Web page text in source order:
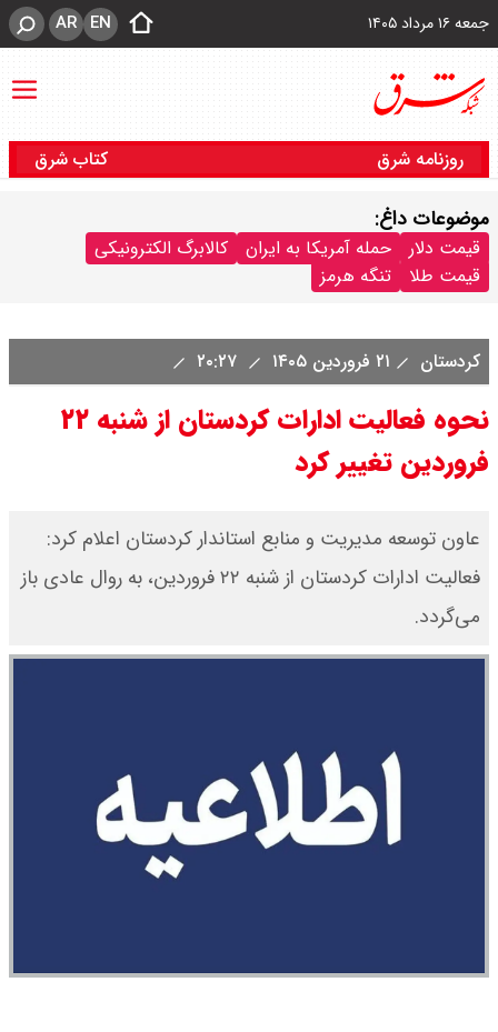
جمعه ۱۶ مرداد ۱۴۰۵ EN
AR
روزنامه شرق کتاب شرق
موضوعات داغ:
قیمت دلار حمله آمریکا به ایران
کالابرگ الکترونیکی
قیمت طلا
تنگه هرمز
کردستان ۲۱ فروردین ۱۴۰۵
نحوه فعالیت ادارات کردستان از شنبه ۲۲
فروردین تغییر کرد
عاون توسعه مدیریت و منابع استاندار کردستان اعلام کرد:
فعالیت ادارات کردستان از شنبه ۲۲ فروردین، به روال عادی باز
می‌گردد.